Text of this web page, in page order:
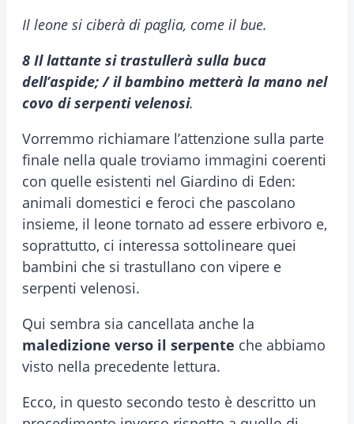
Il leone si ciberà di paglia, come il bue.
8 Il lattante si trastullerà sulla buca
dell’aspide; / il bambino metterà la mano nel
covo di serpenti velenosi.
Vorremmo richiamare l’attenzione sulla parte
finale nella quale troviamo immagini coerenti
con quelle esistenti nel Giardino di Eden:
animali domestici e feroci che pascolano
insieme, il leone tornato ad essere erbivoro e,
soprattutto, ci interessa sottolineare quei
bambini che si trastullano con vipere e
serpenti velenosi.
Qui sembra sia cancellata anche la
maledizione verso il serpente che abbiamo
visto nella precedente lettura.
Ecco, in questo secondo testo è descritto un